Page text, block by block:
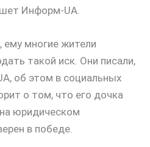
Информ-UA.
ему многие жители
такой иск. Они писали,
об этом в социальных
о том, что его дочка
на юридическом
в победе.